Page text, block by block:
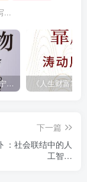
...
《三生万物》宁高宁（epub+mobi+azw3+pdf）
下一篇
：社会联结中的人
工智能